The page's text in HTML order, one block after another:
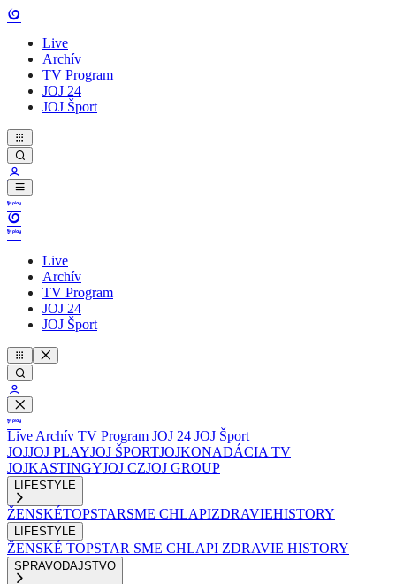
Live
Archív
TV Program
JOJ 24
JOJ Šport
Live
Archív
TV Program
JOJ 24
JOJ Šport
Live Archív TV Program JOJ 24 JOJ Šport
JOJJOJ PLAYJOJ ŠPORTJOJKONADÁCIA TV
JOJKASTINGYJOJ CZJOJ GROUP
LIFESTYLE
ŽENSKÉTOPSTARSME CHLAPIZDRAVIEHISTORY
LIFESTYLE
ŽENSKÉ TOPSTAR SME CHLAPI ZDRAVIE HISTORY
SPRAVODAJSTVO